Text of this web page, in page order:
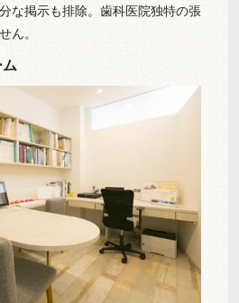
な掲示も排除。歯科医院独特の張
ん。